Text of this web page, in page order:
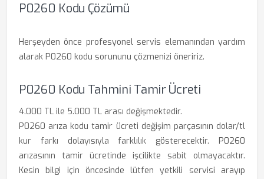
P0260 Kodu Çözümü
Herşeyden önce profesyonel servis elemanından yardım
alarak P0260 kodu sorununu çözmenizi öneririz.
P0260 Kodu Tahmini Tamir Ücreti
4.000 TL ile 5.000 TL arası değişmektedir.
P0260 arıza kodu tamir ücreti değişim parçasının dolar/tl
kur farkı dolayısıyla farklılık gösterecektir. P0260
arızasının tamir ücretinde işcilikte sabit olmayacaktır.
Kesin bilgi için öncesinde lütfen yetkili servisi arayıp